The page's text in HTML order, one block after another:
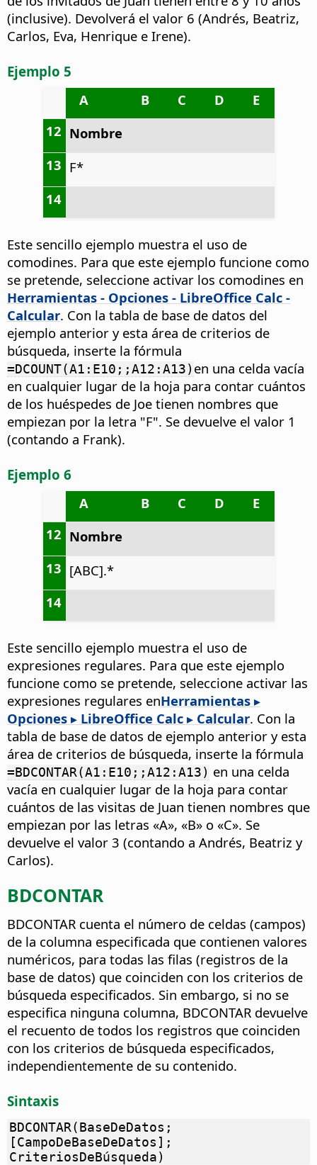
(inclusive). Devolverá el valor 6 (Andrés, Beatriz,
Carlos, Eva, Henrique e Irene).
Ejemplo 5
A
B C D
E
12 Nombre
13 F*
14
Este sencillo ejemplo muestra el uso de
comodines. Para que este ejemplo funcione como
se pretende, seleccione activar los comodines en
Herramientas - Opciones - LibreOffice Calc -
Calcular. Con la tabla de base de datos del
ejemplo anterior y esta área de criterios de
búsqueda, inserte la fórmula
=DCOUNT(A1:E10;;A12:A13) en una celda vacía
en cualquier lugar de la hoja para contar cuántos
de los huéspedes de Joe tienen nombres que
empiezan por la letra "F". Se devuelve el valor 1
(contando a Frank).
Ejemplo 6
A
B C D
E
12 Nombre
13 [ABC].*
14
Este sencillo ejemplo muestra el uso de
expresiones regulares. Para que este ejemplo
funcione como se pretende, seleccione activar las
expresiones regulares enHerramientas ▸
Opciones ▸ LibreOffice Calc ▸ Calcular. Con la
tabla de base de datos de ejemplo anterior y esta
área de criterios de búsqueda, inserte la fórmula
=BDCONTAR(A1:E10;;A12:A13) en una celda
vacía en cualquier lugar de la hoja para contar
cuántos de las visitas de Juan tienen nombres que
empiezan por las letras «A», «B» o «C». Se
devuelve el valor 3 (contando a Andrés, Beatriz y
Carlos).
BDCONTAR
BDCONTAR cuenta el número de celdas (campos)
de la columna especificada que contienen valores
numéricos, para todas las filas (registros de la
base de datos) que coinciden con los criterios de
búsqueda especificados. Sin embargo, si no se
especifica ninguna columna, BDCONTAR devuelve
el recuento de todos los registros que coinciden
con los criterios de búsqueda especificados,
independientemente de su contenido.
Sintaxis
BDCONTAR(BaseDeDatos;
[CampoDeBaseDeDatos];
CriteriosDeBúsqueda)